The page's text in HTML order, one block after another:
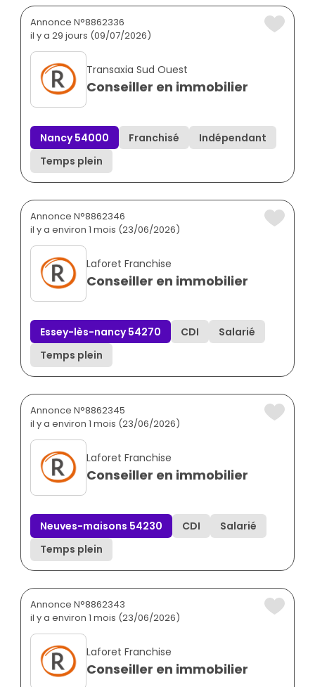
Annonce N°8862336
il y a 29 jours (09/07/2026)
Transaxia Sud Ouest
Conseiller en immobilier
Nancy 54000 Franchisé
Indépendant
Temps plein
Annonce N°8862346
il y a environ 1 mois (23/06/2026)
Laforet Franchise
Conseiller en immobilier
Essey-lès-nancy 54270 CDI
Salarié
Temps plein
Annonce N°8862345
il y a environ 1 mois (23/06/2026)
Laforet Franchise
Conseiller en immobilier
Neuves-maisons 54230 CDI
Salarié
Temps plein
Annonce N°8862343
il y a environ 1 mois (23/06/2026)
Laforet Franchise
Conseiller en immobilier